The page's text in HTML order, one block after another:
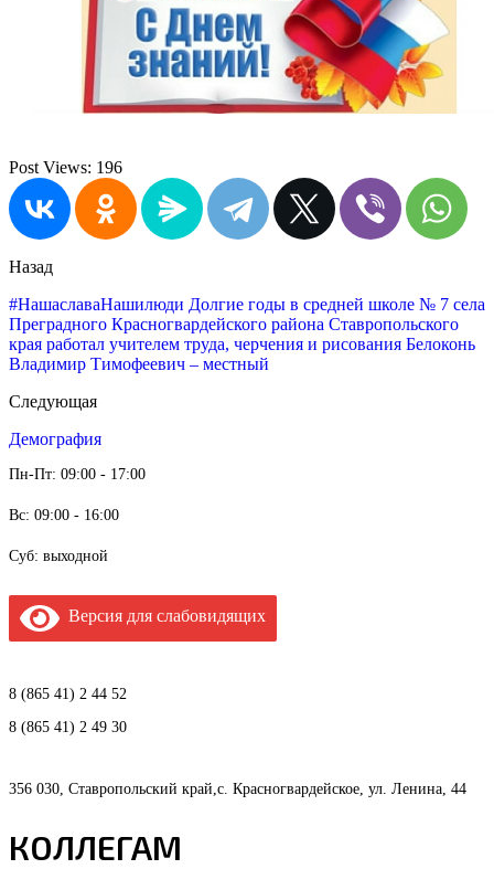
Post Views: 196
Назад
#НашаславаНашилюди Долгие годы в средней школе № 7 села
Преградного Красногвардейского района Ставропольского
края работал учителем труда, черчения и рисования Белоконь
Владимир Тимофеевич – местный
Следующая
Демография
Пн-Пт: 09:00 - 17:00
Вс: 09:00 - 16:00
Суб: выходной
Версия для слабовидящих
8 (865 41) 2 44 52
8 (865 41) 2 49 30
356 030, Ставропольский край,с. Красногвардейское, ул. Ленина, 44
КОЛЛЕГАМ